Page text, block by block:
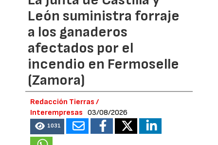
León suministra forraje
a los ganaderos
afectados por el
incendio en Fermoselle
(Zamora)
Redacción Tierras /
Interempresas
03/08/2026
1031